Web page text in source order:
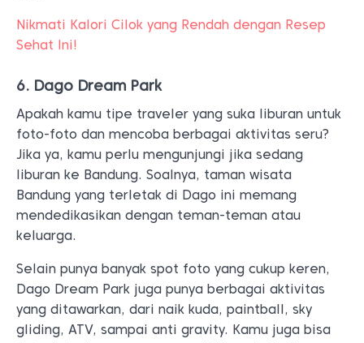
Nikmati Kalori Cilok yang Rendah dengan Resep
Sehat Ini!
6. Dago Dream Park
Apakah kamu tipe traveler yang suka liburan untuk
foto-foto dan mencoba berbagai aktivitas seru?
Jika ya, kamu perlu mengunjungi jika sedang
liburan ke Bandung. Soalnya, taman wisata
Bandung yang terletak di Dago ini memang
mendedikasikan dengan teman-teman atau
keluarga.
Selain punya banyak spot foto yang cukup keren,
Dago Dream Park juga punya berbagai aktivitas
yang ditawarkan, dari naik kuda, paintball, sky
gliding, ATV, sampai anti gravity. Kamu juga bisa